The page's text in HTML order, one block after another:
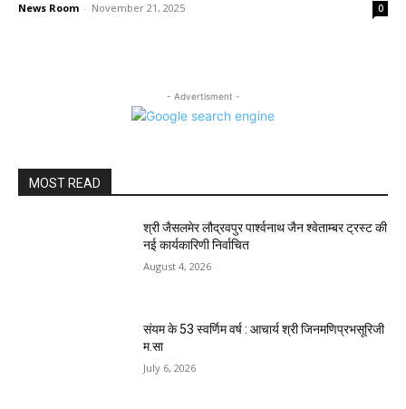
News Room - November 21, 2025 0
- Advertisment -
MOST READ
श्री जैसलमेर लौद्रवपुर पार्श्वनाथ जैन श्वेताम्बर ट्रस्ट की
नई कार्यकारिणी निर्वाचित
August 4, 2026
संयम के 53 स्वर्णिम वर्ष : आचार्य श्री जिनमणिप्रभसूरिजी
म.सा
July 6, 2026